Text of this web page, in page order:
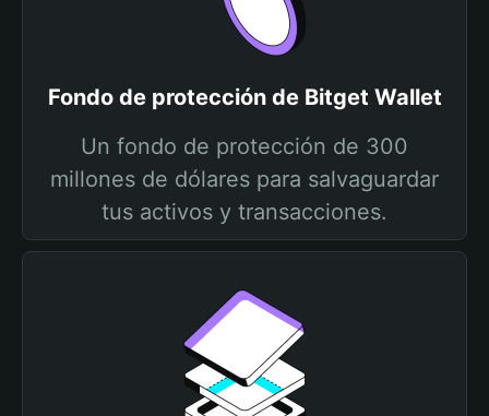
Fondo de protección de Bitget Wallet
Un fondo de protección de 300
millones de dólares para salvaguardar
tus activos y transacciones.